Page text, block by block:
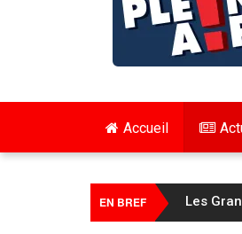
Accueil
EN BREF Les